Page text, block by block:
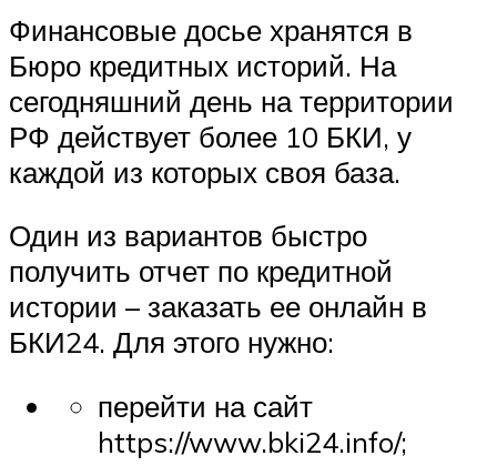
Финансовые досье хранятся в
Бюро кредитных историй. На
сегодняшний день на территории
РФ действует более 10 БКИ, у
каждой из которых своя база.
Один из вариантов быстро
получить отчет по кредитной
истории – заказать ее онлайн в
БКИ24. Для этого нужно:
перейти на сайт
https://www.bki24.info/;